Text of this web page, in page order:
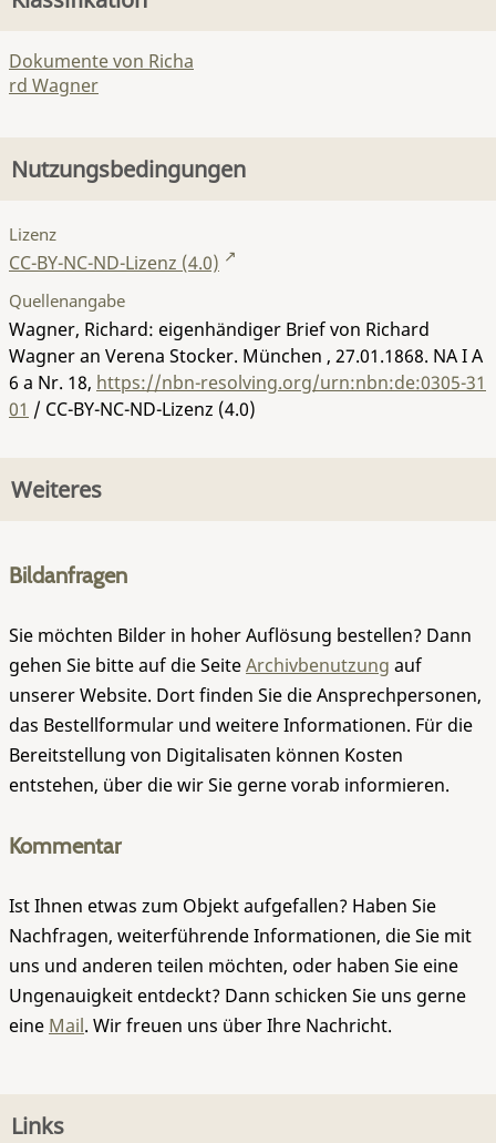
Dokumente von Richa
rd Wagner
Nutzungsbedingungen
Lizenz
CC-BY-NC-ND-Lizenz (4.0)
Quellenangabe
Wagner, Richard: eigenhändiger Brief von Richard
Wagner an Verena Stocker. München , 27.01.1868. NA I A
6 a Nr. 18, https://nbn-resolving.org/urn:nbn:de:0305-31
01 / CC-BY-NC-ND-Lizenz (4.0)
Weiteres
Bildanfragen
Sie möchten Bilder in hoher Auflösung bestellen? Dann
gehen Sie bitte auf die SeiteArchivbenutzung auf
unserer Website. Dort finden Sie die Ansprechpersonen,
das Bestellformular und weitere Informationen. Für die
Bereitstellung von Digitalisaten können Kosten
entstehen, über die wir Sie gerne vorab informieren.
Kommentar
Ist Ihnen etwas zum Objekt aufgefallen? Haben Sie
Nachfragen, weiterführende Informationen, die Sie mit
uns und anderen teilen möchten, oder haben Sie eine
Ungenauigkeit entdeckt? Dann schicken Sie uns gerne
eine Mail. Wir freuen uns über Ihre Nachricht.
Links